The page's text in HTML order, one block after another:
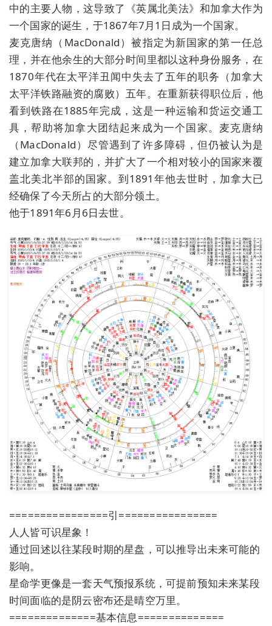
中的主要人物，这导致了《英属北美法》和加拿大作为
一个国家的诞生，于1867年7月1日成为一个国家。
麦克唐纳（MacDonald）被指定为新国家的第一任总
理，并在他余生的大部分时间里都以这种身份服务，在
1870年代在太平洋丑闻中失去了五年的职务（加拿大
太平洋铁路融资的腐败）五年。在重新获得职位后，他
看到铁路在1885年完成，这是一种运输和货运交通工
具，帮助将加拿大团结起来成为一个国家。麦克唐纳
（MacDonald）尽管遇到了许多障碍，但仍被认为是
建立加拿大联邦的，并扩大了一个相对较小的国家来覆
盖北美北半部的国家。到1891年他去世时，加拿大已
经确保了今天所占的大部分领土。
他于1891年6月6日去世。
================引================
人人皆可识星象！
通过回述以往某段时期的星盘，可以推导出未来可能的
影响。
星命学更像是一套天气预报系统，可提前预知未来某段
时间面临的是阴云密布还是晴空万里。
==============基本信息==============